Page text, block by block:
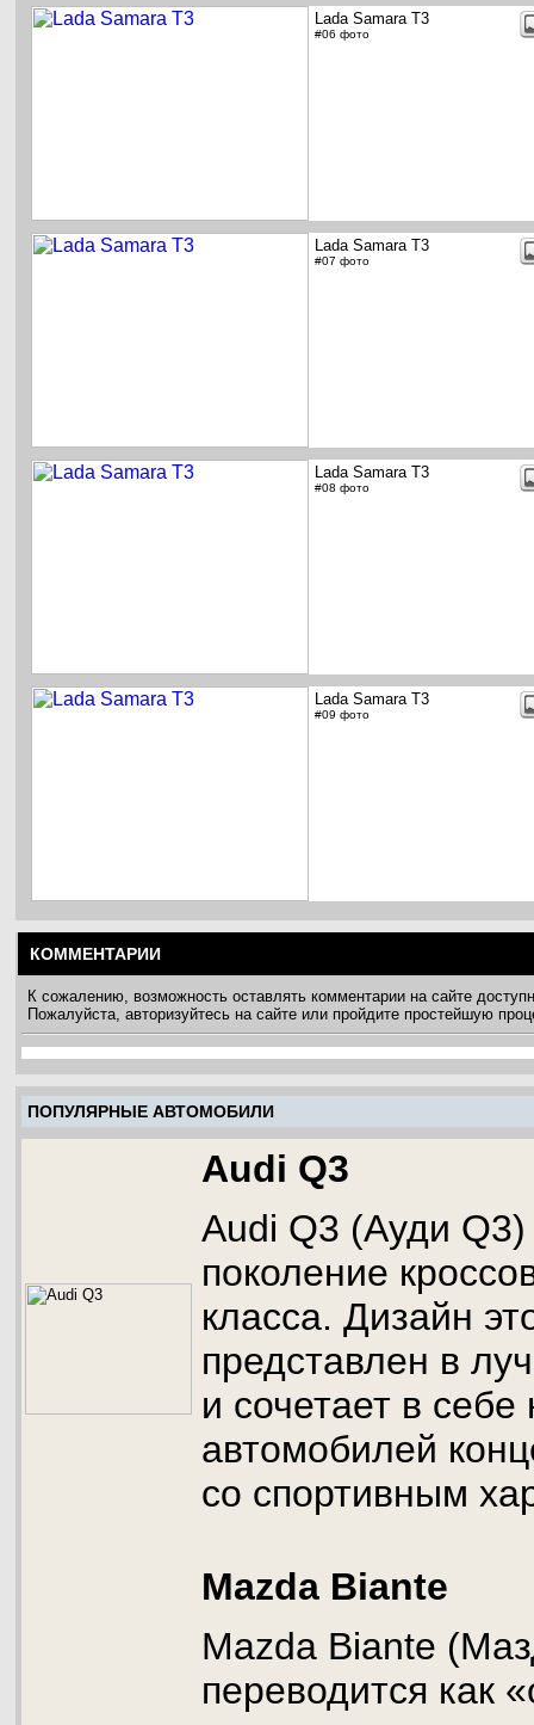
Lada Samara T3
#06 фото
Lada Samara T3
#07 фото
Lada Samara T3
#08 фото
Lada Samara T3
#09 фото
КОММЕНТАРИИ
К сожалению, возможность оставлять комментарии на сайте
Пожалуйста, авторизуйтесь на сайте или пройдите простейшую
ПОПУЛЯРНЫЕ АВТОМОБИЛИ
Audi Q3
Audi Q3 (Ауди Q3)
поколение
класса. Дизайн
представлен в
и сочетает в
автомобилей
со спортивным
Mazda Biante
Mazda Biante
переводится как